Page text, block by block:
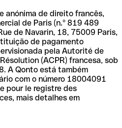
anónima de direito francês,
de Paris (n.º 819 489
de Navarin, 18, 75009 Paris,
de pagamento
pela Autorité de
(ACPR) francesa, sob
A Qonto está também
com o número 18004091
pour le registre des
mais detalhes em